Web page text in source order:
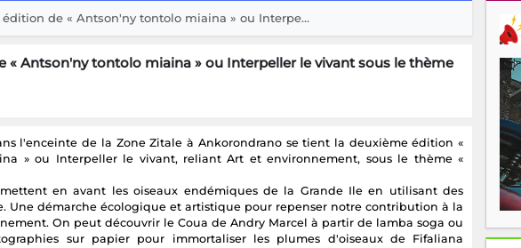
de « Antson'ny tontolo miaina » ou Interpe...
« Antson'ny tontolo miaina » ou Interpeller le vivant sous le thème
l'enceinte de la Zone Zitale à Ankorondrano se tient la deuxième édition «
» ou Interpeller le vivant, reliant Art et environnement, sous le thème «
mettent en avant les oiseaux endémiques de la Grande Ile en utilisant des
Une démarche écologique et artistique pour repenser notre contribution à la
On peut découvrir le Coua de Andry Marcel à partir de lamba soga ou
sur papier pour immortaliser les plumes d'oiseaux de Fifaliana